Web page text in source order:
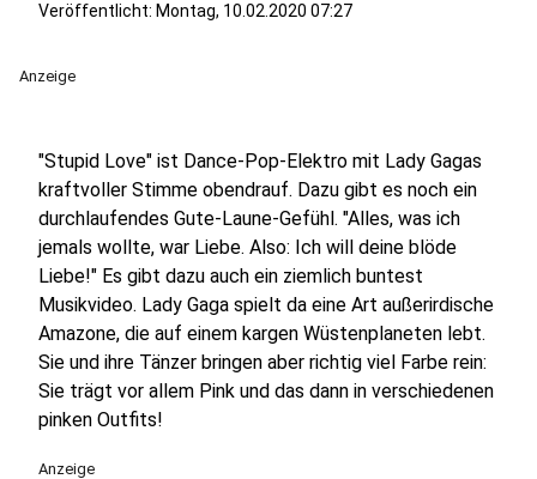
Veröffentlicht: Montag, 10.02.2020 07:27
Anzeige
"Stupid Love" ist Dance-Pop-Elektro mit Lady Gagas
kraftvoller Stimme obendrauf. Dazu gibt es noch ein
durchlaufendes Gute-Laune-Gefühl. "Alles, was ich
jemals wollte, war Liebe. Also: Ich will deine blöde
Liebe!" Es gibt dazu auch ein ziemlich buntest
Musikvideo. Lady Gaga spielt da eine Art außerirdische
Amazone, die auf einem kargen Wüstenplaneten lebt.
Sie und ihre Tänzer bringen aber richtig viel Farbe rein:
Sie trägt vor allem Pink und das dann in verschiedenen
pinken Outfits!
Anzeige